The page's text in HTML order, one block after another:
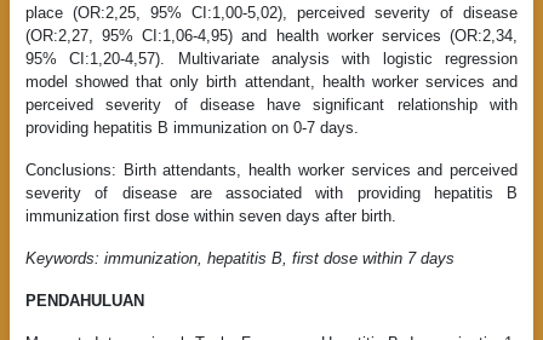
place (OR:2,25, 95% CI:1,00-5,02), perceived severity of disease
(OR:2,27, 95% CI:1,06-4,95) and health worker services (OR:2,34,
95% CI:1,20-4,57). Multivariate analysis with logistic regression
model showed that only birth attendant, health worker services and
perceived severity of disease have significant relationship with
providing hepatitis B immunization on 0-7 days.
Conclusions: Birth attendants, health worker services and perceived
severity of disease are associated with providing hepatitis B
immunization first dose within seven days after birth.
Keywords: immunization, hepatitis B, first dose within 7 days
PENDAHULUAN